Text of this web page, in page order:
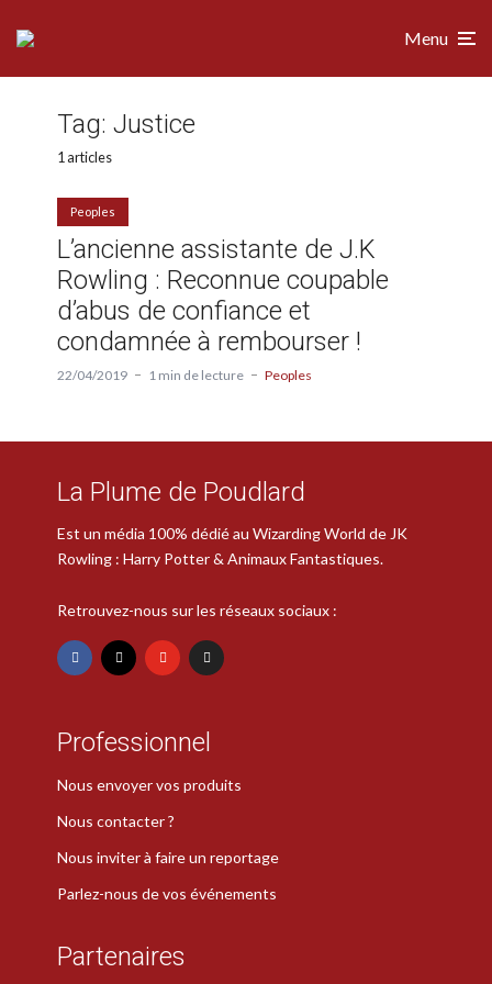
Menu
Tag: Justice
1 articles
Peoples
L’ancienne assistante de J.K
Rowling : Reconnue coupable
d’abus de confiance et
condamnée à rembourser !
22/04/2019 1 min de lecture Peoples
La Plume de Poudlard
Est un média 100% dédié au Wizarding World de JK
Rowling : Harry Potter & Animaux Fantastiques.
Retrouvez-nous sur les réseaux sociaux :
Professionnel
Nous envoyer vos produits
Nous contacter ?
Nous inviter à faire un reportage
Parlez-nous de vos événements
Partenaires